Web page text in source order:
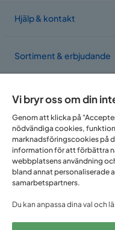
Hjälp & kontakt
Sortiment & erbjudande
Vi
Vi bryr oss om din
Genom att klicka på
nödvändiga cookies,
marknadsföringscookies på
information för att förbättra
webbplatsens användning
bland annat personaliserade
samarbetspartners.
Du kan anpassa dina val och